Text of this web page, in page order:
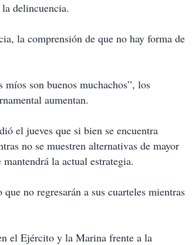
delincuencia.
la comprensión de que no hay forma de
son buenos muchachos”, los
aumentan.
el jueves que si bien se encuentra
no se muestren alternativas de mayor
la actual estrategia.
no regresarán a sus cuarteles mientras
el Ejército y la Marina frente a la